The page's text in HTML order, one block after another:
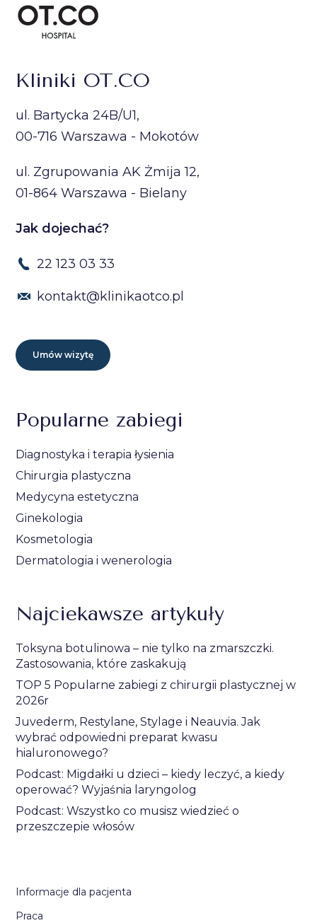
Kliniki OT.CO
ul. Bartycka 24B/U1,
00-716 Warszawa - Mokotów
ul. Zgrupowania AK Żmija 12,
01-864 Warszawa - Bielany
Jak dojechać?
22 123 03 33
kontakt@klinikaotco.pl
Umów wizytę
Popularne zabiegi
Diagnostyka i terapia łysienia
Chirurgia plastyczna
Medycyna estetyczna
Ginekologia
Kosmetologia
Dermatologia i wenerologia
Najciekawsze artykuły
Toksyna botulinowa – nie tylko na zmarszczki.
Zastosowania, które zaskakują
TOP 5 Popularne zabiegi z chirurgii plastycznej w
2026r
Juvederm, Restylane, Stylage i Neauvia. Jak
wybrać odpowiedni preparat kwasu
hialuronowego?
Podcast: Migdałki u dzieci – kiedy leczyć, a kiedy
operować? Wyjaśnia laryngolog
Podcast: Wszystko co musisz wiedzieć o
przeszczepie włosów
Informacje dla pacjenta
Praca